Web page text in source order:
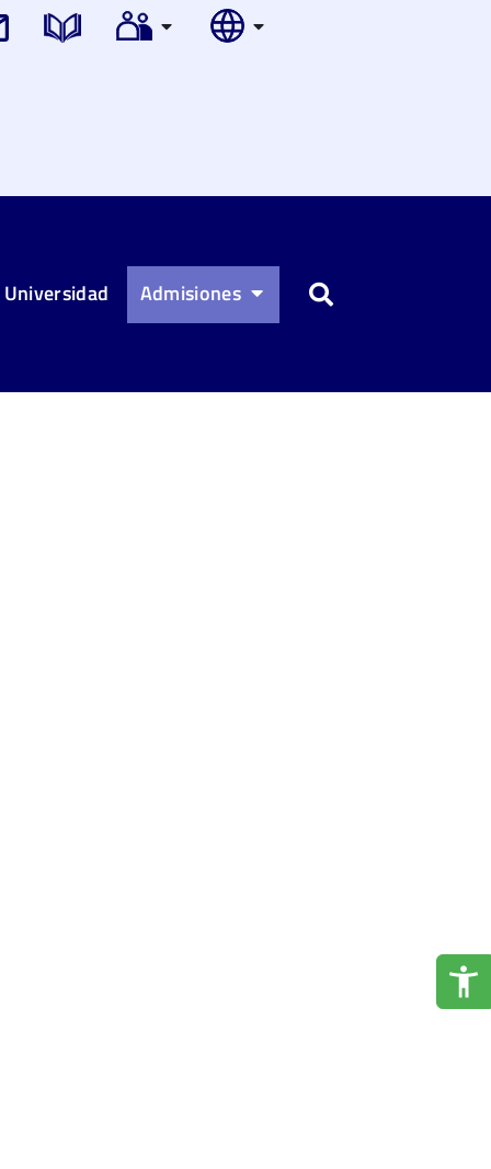
Universidad Admisiones Buscar